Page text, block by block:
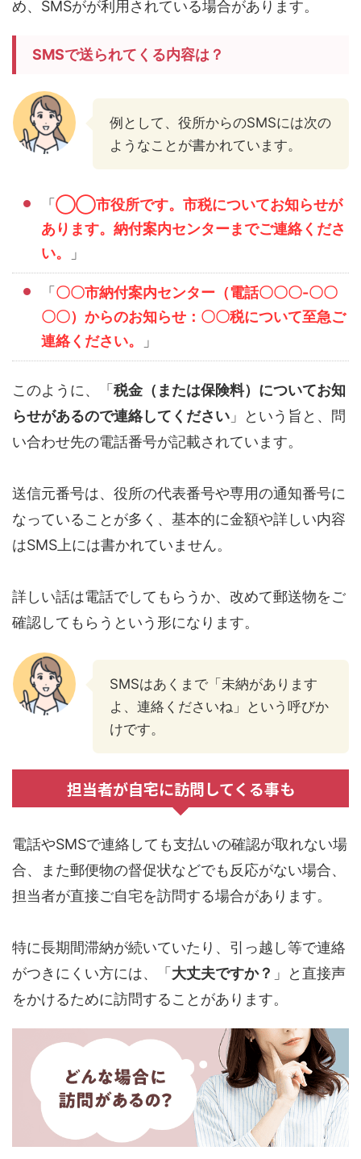
め、SMSがが利用されている場合があります。
SMSで送られてくる内容は？
例として、役所からのSMSには次の
ようなことが書かれています。
「◯◯市役所です。市税についてお知らせが
あります。納付案内センターまでご連絡くださ
い。
」
「〇〇市納付案内センター（電話〇〇〇-〇〇
〇〇）からのお知らせ：〇〇税について至急ご
連絡ください。
」
このように、「税金（または保険料）についてお知
らせがあるので連絡してください 」という旨と、問
い合わせ先の電話番号が記載されています。
送信元番号は、役所の代表番号や専用の通知番号に
なっていることが多く、基本的に金額や詳しい内容
はSMS上には書かれていません。
詳しい話は電話でしてもらうか、改めて郵送物をご
確認してもらうという形になります。
SMSはあくまで「未納があります
よ、連絡くださいね」という呼びか
けです。
担当者が自宅に訪問してくる事も
電話やSMSで連絡しても支払いの確認が取れない場
合、また郵便物の督促状などでも反応がない場合、
担当者が直接ご自宅を訪問する場合があります。
特に長期間滞納が続いていたり、引っ越し等で連絡
がつきにくい方には、「大丈夫ですか？ 」と直接声
をかけるために訪問することがあります。